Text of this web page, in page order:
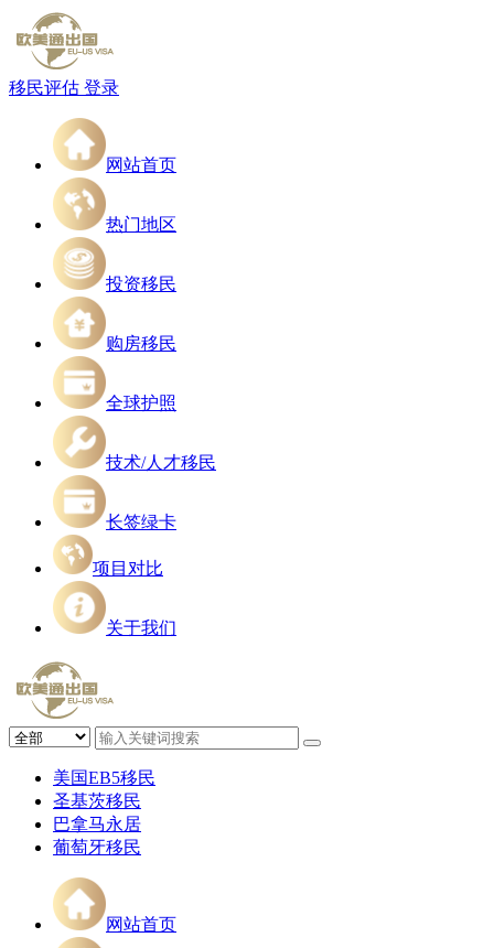
移民评估 登录
网站首页
热门地区
投资移民
购房移民
全球护照
技术/人才移民
长签绿卡
项目对比
关于我们
美国EB5移民
圣基茨移民
巴拿马永居
葡萄牙移民
网站首页